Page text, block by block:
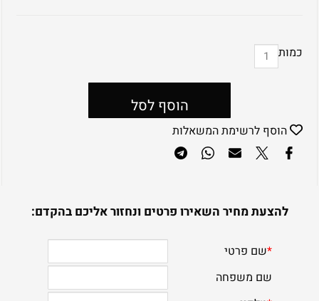
כמות
הוסף לסל
הוסף לרשימת המשאלות
להצעת מחיר השאירו פרטים ונחזור אליכם בהקדם: